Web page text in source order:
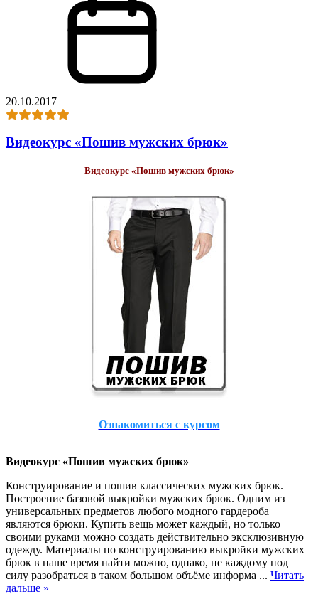
20.10.2017
Видеокурс «Пошив мужских брюк»
Видеокурс «Пошив мужских брюк»
Ознакомиться с курсом
Видеокурс «Пошив мужских брюк»
Конструирование и пошив классических мужских брюк.
Построение базовой выкройки мужских брюк. Одним из
универсальных предметов любого модного гардероба
являются брюки. Купить вещь может каждый, но только
своими руками можно создать действительно эксклюзивную
одежду. Материалы по конструированию выкройки мужских
брюк в наше время найти можно, однако, не каждому под
силу разобраться в таком большом объёме информа ... Читать
дальше »